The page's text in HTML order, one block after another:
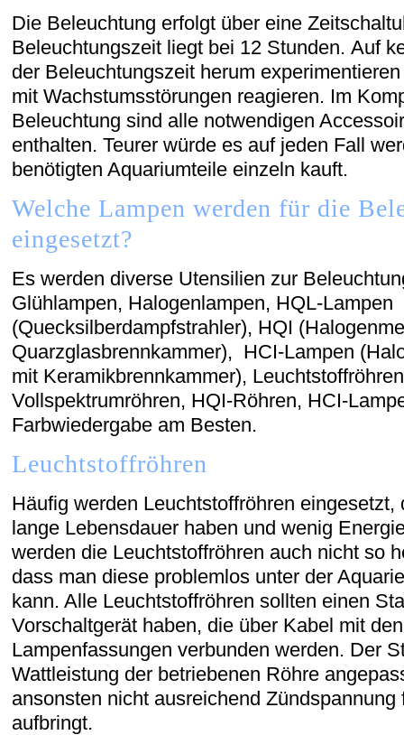
Die Beleuchtung erfolgt über eine
Beleuchtungszeit liegt bei 12 Stunden. Auf
der Beleuchtungszeit herum
mit Wachstumsstörungen reagieren. Im
Beleuchtung sind alle notwendigen
enthalten. Teurer würde es auf jeden Fall
benötigten Aquariumteile einzeln kauft.
Welche Lampen werden für die
eingesetzt?
Es werden diverse Utensilien zur
Glühlampen, Halogenlampen, HQL-Lampen
(Quecksilberdampfstrahler), HQI
Quarzglasbrennkammer), HCI-Lampen
mit Keramikbrennkammer),
Vollspektrumröhren, HQI-Röhren, HCI-
Farbwiedergabe am Besten.
Leuchtstoffröhren
Häufig werden Leuchtstoffröhren eingesetzt,
lange Lebensdauer haben und wenig
werden die Leuchtstoffröhren auch nicht so
dass man diese problemlos unter der
kann. Alle Leuchtstoffröhren sollten einen
Vorschaltgerät haben, die über Kabel mit
Lampenfassungen verbunden werden. Der
Wattleistung der betriebenen Röhre
ansonsten nicht ausreichend Zündspannung
aufbringt.